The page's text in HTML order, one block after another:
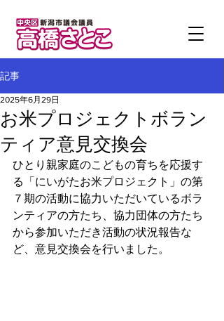
記事
お米プロジェクトボラン
ティア意見交換会
2025年6月29日
ひとり親家庭のこどもの育ちを応援す
る「にいがたお米プロジェクト」の第
７期の活動に協力いただいているボラ
ンティアの方たち、協力団体の方たち
から参加いただき活動の状況報告な
ど、意見交換会を行いました。